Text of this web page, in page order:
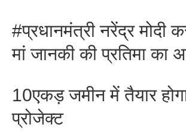
#प्रधानमंत्री नरेंद्र मोदी
मां जानकी की प्रतिमा का
10एकड़ जमीन में तैयार
प्रोजेक्ट